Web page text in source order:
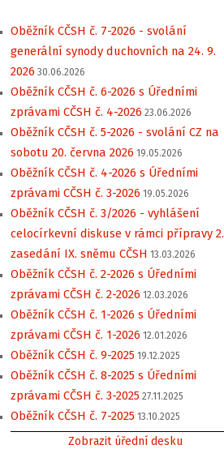
Oběžník CČSH č. 7-2026 - svolání
generální synody duchovních na 24. 9.
2026 30.06.2026
Oběžník CČSH č. 6-2026 s Úředními
zprávami CČSH č. 4-2026 23.06.2026
Oběžník CČSH č. 5-2026 - svolání CZ na
sobotu 20. června 2026 19.05.2026
Oběžník CČSH č. 4-2026 s Úředními
zprávami CČSH č. 3-2026 19.05.2026
Oběžník CČSH č. 3/2026 - vyhlášení
celocírkevní diskuse v rámci přípravy 2.
zasedání IX. sněmu CČSH 13.03.2026
Oběžník CČSH č. 2-2026 s Úředními
zprávami CČSH č. 2-2026 12.03.2026
Oběžník CČSH č. 1-2026 s Úředními
zprávami CČSH č. 1-2026 12.01.2026
Oběžník CČSH č. 9-2025 19.12.2025
Oběžník CČSH č. 8-2025 s Úředními
zprávami CČSH č. 3-2025 27.11.2025
Oběžník CČSH č. 7-2025 13.10.2025
Zobrazit úřední desku